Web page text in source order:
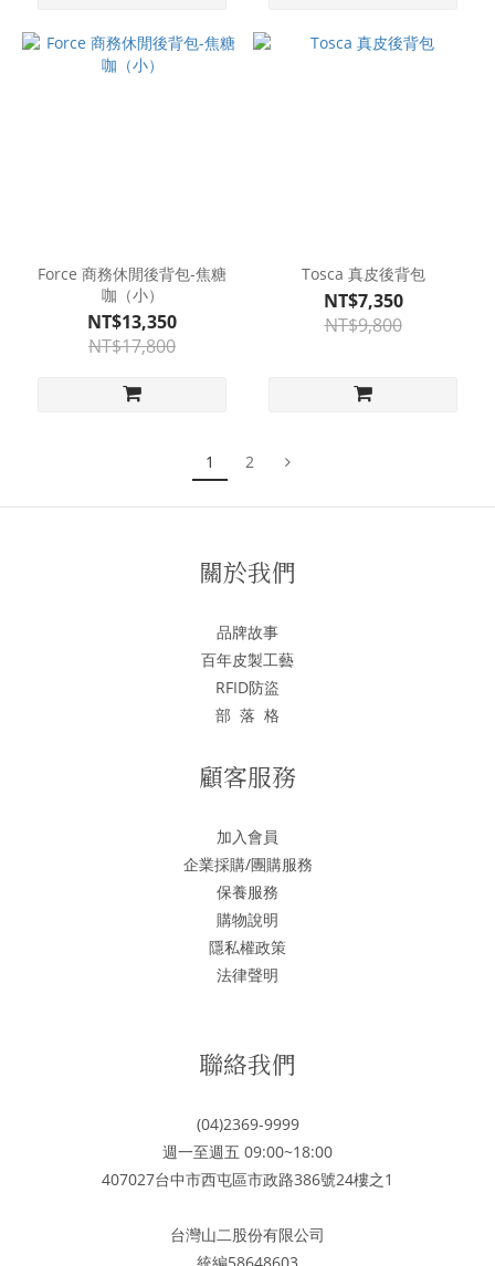
Force 商務休閒後背包-焦糖
咖（小）
NT$13,350
NT$17,800
Tosca 真皮後背包
NT$7,350
NT$9,800
1 2
關於我們
品牌故事
百年皮製工藝
RFID防盜
部 落 格
顧客服務
加入會員
企業採購/團購服務
保養服務
購物說明
隱私權政策
法律聲明
聯絡我們
(04)2369-9999
週一至週五 09:00~18:00
407027台中市西屯區市政路386號24樓之1
台灣山二股份有限公司